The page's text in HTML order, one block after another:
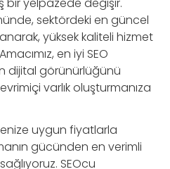
bir yelpazede değişir.
sektördeki en güncel
yüksek kaliteli hizmet
en iyi SEO
dijital görünürlüğünü
varlık oluşturmanıza
uygun fiyatlarla
gücünden en verimli
SEOcu